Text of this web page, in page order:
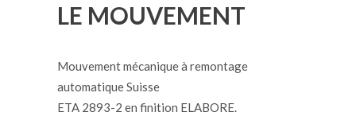
LE MOUVEMENT
Mouvement mécanique à remontage
automatique Suisse
ETA 2893-2 en finition ELABORE.